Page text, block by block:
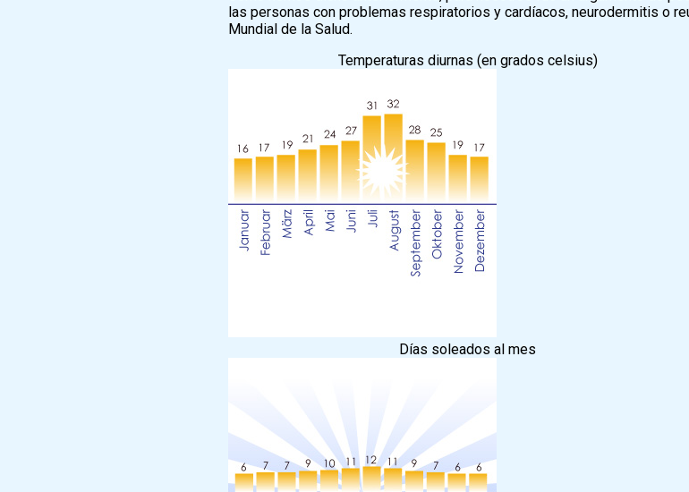
las personas con problemas respiratorios y cardíacos, neurodermitis o
Mundial de la Salud.
Temperaturas diurnas (en grados celsius)
Días soleados al mes